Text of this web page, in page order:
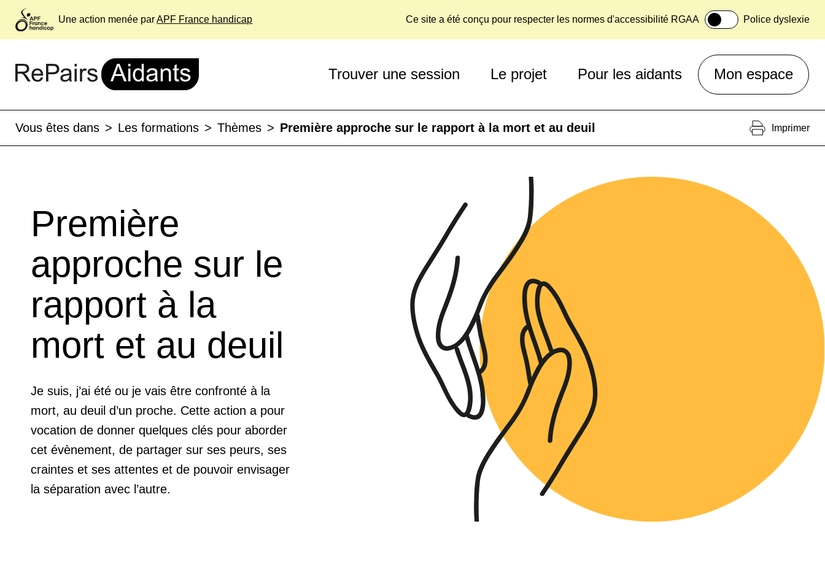
Une action menée parAPF France handicap Ce site a été conçu pour respecter les normes d'accessibilité RGAA Police dyslexie
Trouver une session Le projet Pour les aidants Mon espace
Vous êtes dans > Les formations > Thèmes > Première approche sur le rapport à la mort et au deuil Imprimer
Première
approche sur le
rapport à la
mort et au deuil
Je suis, j’ai été ou je vais être confronté à la
mort, au deuil d’un proche. Cette action a pour
vocation de donner quelques clés pour aborder
cet évènement, de partager sur ses peurs, ses
craintes et ses attentes et de pouvoir envisager
la séparation avec l’autre.